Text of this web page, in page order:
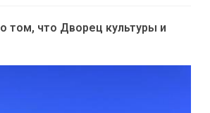
том, что Дворец культуры и